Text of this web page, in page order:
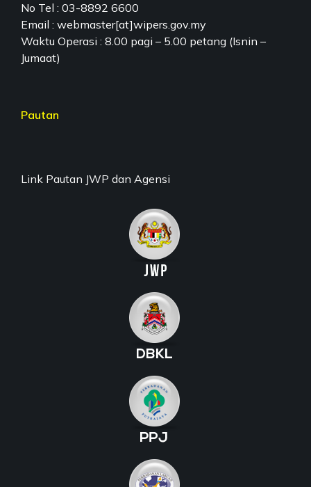
No Tel : 03-8892 6600
Email : webmaster[at]wipers.gov.my
Waktu Operasi : 8.00 pagi – 5.00 petang (Isnin –
Jumaat)
Pautan
Link Pautan JWP dan Agensi